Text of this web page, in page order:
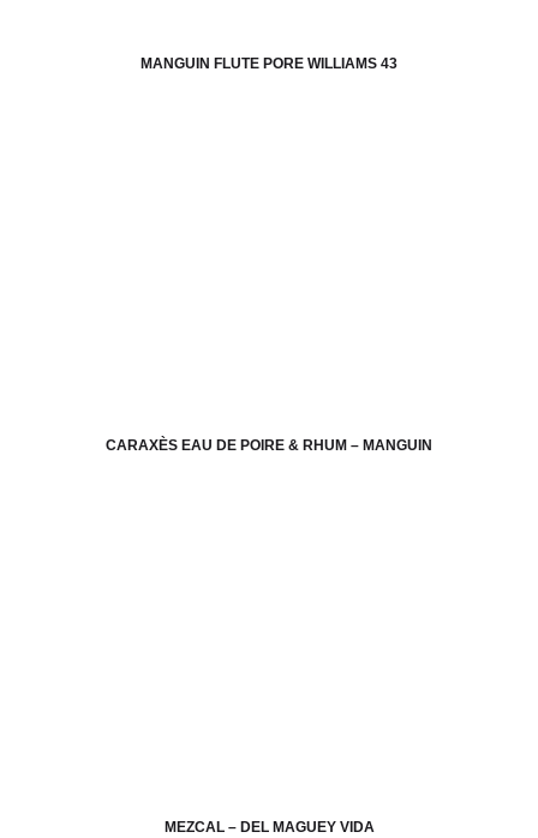
MANGUIN FLUTE PORE WILLIAMS 43
CARAXÈS EAU DE POIRE & RHUM – MANGUIN
MEZCAL – DEL MAGUEY VIDA